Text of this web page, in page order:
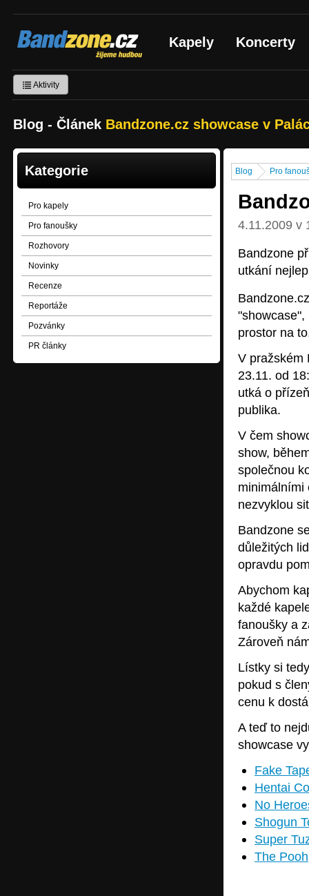
Bandzone.cz
žijeme hudbou Kapely Koncerty
Aktivity
Blog - Článek Bandzone.cz showcase v
Kategorie
Pro kapely
Pro fanoušky
Rozhovory
Novinky
Recenze
Reportáže
Pozvánky
PR články
Blog Pro
4.11.2009 v
Bandzone
utkání
prostor na
V pražském
23.11. od
utká o
publika.
V čem
show,
společnou
minimálními
nezvyklou
Bandzone
důležitých
opravdu
Abychom
každé
fanoušky a
Zároveň
Lístky si
pokud s
cenu k
A teď to
showcase
Fake
Hentai
No
Shogun
Super
The Pooh